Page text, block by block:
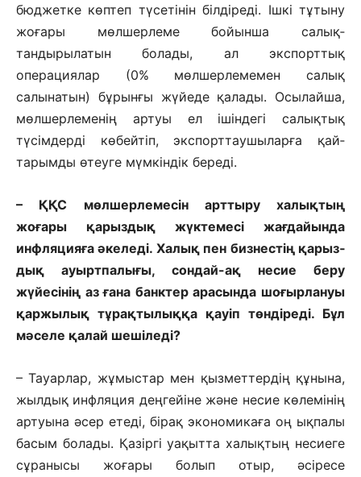
бюджетке көптеп түсе­тінін білдіреді. Ішкі тұтыну
жоғары мөлшерлеме бойынша салық­
тандырылатын болады, ал экспорттық
операциялар (0% мөлшерлемемен салық
салынатын) бұрынғы жүйеде қалады. Осылайша,
мөлшерлеменің артуы ел ішіндегі салықтық
түсімдерді көбей­тіп, экспорттаушыларға қай­
тарым­ды өтеуге мүмкіндік береді.
– ҚҚС мөлшерлемесін арттыру халықтың
жоғары қарыздық жүктемесі жағдайында
инфляцияға әкеледі. Халық пен бизнестің қарыз­
дық ауыртпалығы, сондай-ақ несие беру
жүйесінің аз ғана банктер арасында шоғырлануы
қаржылық тұрақтылыққа қауіп төндіреді. Бұл
мәселе қалай шешіледі?
– Тауарлар, жұмыстар мен қызмет­тердің құнына,
жылдық инфляция деңгейіне және несие көлемінің
артуына әсер етеді, бірақ экономикаға оң ықпалы
басым болады. Қазіргі уақытта халықтың несиеге
сұранысы жоғары болып отыр, әсіресе